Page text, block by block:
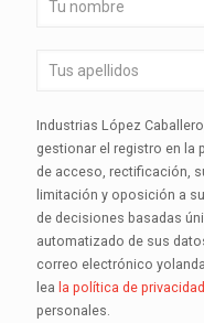
Industrias López
gestionar el registro en la
de acceso, rectificación,
limitación y oposición a
de decisiones basadas
automatizado de sus
correo electrónico
lea la política de privacidad
personales.